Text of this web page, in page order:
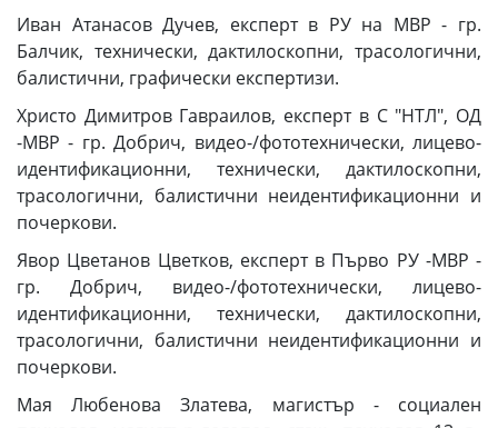
Иван Атанасов Дучев, експерт в РУ на МВР - гр.
Балчик, технически, дактилоскопни, трасологични,
балистични, графически експертизи.
Христо Димитров Гавраилов, експерт в С "НТЛ", ОД
-МВР - гр. Добрич, видео-/фототехнически, лицево-
идентификационни, технически, дактилоскопни,
трасологични, балистични неидентификационни и
почеркови.
Явор Цветанов Цветков, експерт в Първо РУ -МВР -
гр. Добрич, видео-/фототехнически, лицево-
идентификационни, технически, дактилоскопни,
трасологични, балистични неидентификационни и
почеркови.
Мая Любенова Златева, магистър - социален